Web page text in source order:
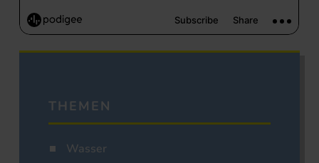
THEMEN
Wasser